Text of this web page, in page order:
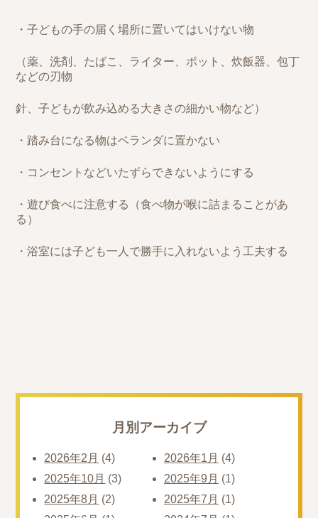
・子どもの手の届く場所に置いてはいけない物
（薬、洗剤、たばこ、ライター、ポット、炊飯器、包丁
などの刃物
針、子どもが飲み込める大きさの細かい物など）
・踏み台になる物はベランダに置かない
・コンセントなどいたずらできないようにする
・遊び食べに注意する（食べ物が喉に詰まることがあ
る）
・浴室には子ども一人で勝手に入れないよう工夫する
月別アーカイブ
2026年2月 (4) 2026年1月 (4)
2025年10月 (3) 2025年9月 (1)
2025年8月 (2) 2025年7月 (1)